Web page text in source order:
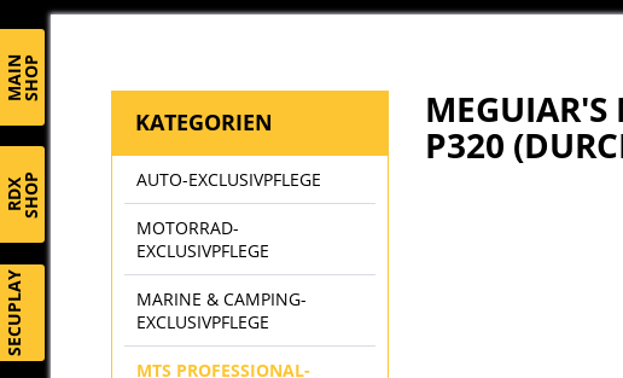
MAINSHOP
RDXSHOP
SECUPLAY
KATEGORIEN
AUTO-EXCLUSIVPFLEGE
MOTORRAD-
EXCLUSIVPFLEGE
MARINE & CAMPING-
EXCLUSIVPFLEGE
MTS PROFESSIONAL-
MEGUIAR'S
P320